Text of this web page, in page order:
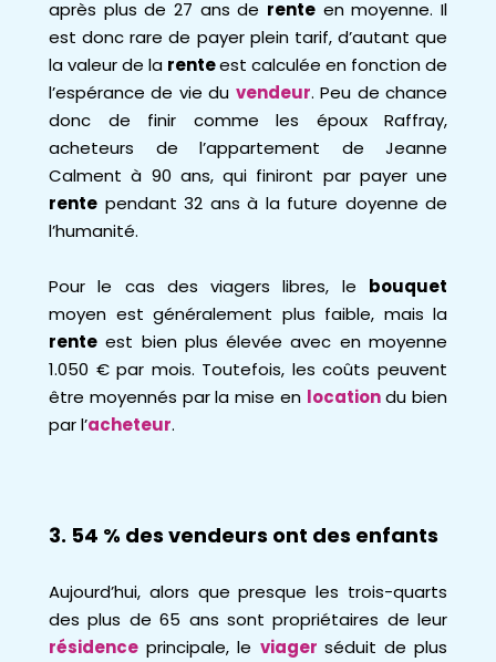
après plus de 27 ans de rente en moyenne. Il
est donc rare de payer plein tarif, d’autant que
la valeur de la renteest calculée en fonction de
l’espérance de vie du vendeur. Peu de chance
donc de finir comme les époux Raffray,
acheteurs de l’appartement de Jeanne
Calment à 90 ans, qui finiront par payer une
rente pendant 32 ans à la future doyenne de
l’humanité.
Pour le cas des viagers libres, le bouquet
moyen est généralement plus faible, mais la
rente est bien plus élevée avec en moyenne
1.050 € par mois. Toutefois, les coûts peuvent
être moyennés par la mise en location du bien
par l’acheteur.
3. 54 % des vendeurs ont des enfants
Aujourd’hui, alors que presque les trois-quarts
des plus de 65 ans sont propriétaires de leur
résidence principale, le viager séduit de plus